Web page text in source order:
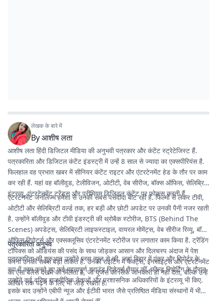
लेखक के बारे में
Byआशीष लता
आशीष लता हिंदी डिजिटल मीडिया की अनुभवी पत्रकार और कंटेंट स्ट्रेटेजिस्ट हैं.
पत्रकारिता और डिजिटल कंटेंट इंडस्ट्री में उन्हें 8 साल से ज्यादा का एक्सपीरियंस है.
फिलहाल वह प्रभात खबर में सीनियर कंटेंट राइटर और एंटरटेनमेंट हेड के तौर पर काम
कर रही हैं. यहां वह बॉलीवुड, टेलीविजन, ओटीटी, वेब सीरीज, बॉक्स ऑफिस, सेलिब्रिटी
इंटरव्यू, एंटरटेनमेंट ट्रेंड्स और प्रीमियम डिजिटल कंटेंट पर फोकस करती हैं.
एंटरटेनमेंट जर्नलिज्म हमेशा से उनकी सबसे पसंदीदा बीट रही है. फिल्मों से लेकर टीवी,
ओटीटी और सेलिब्रिटी वर्ल्ड तक, हर बड़ी और छोटी अपडेट पर उनकी पैनी नजर रहती
है. उन्होंने बॉलीवुड और टीवी इंडस्ट्री की थ्रोबैक स्टोरीज, BTS (Behind The
Scenes) अपडेट्स, सेलिब्रिटी लाइफस्टाइल, वायरल मोमेंट्स, वेब सीरीज रिव्यू, बॉक्स
ऑफिस रिपोर्ट्स और एक्सक्लूसिव एंटरटेनमेंट स्टोरीज पर लगातार काम किया है. ट्रेंडिंग
टॉपिक्स को ऑडियंस की पसंद के साथ जोड़कर आसान और दिलचस्प अंदाज में पेश
करना उनकी सबसे बड़ी ताकत है. उनकी राइटिंग में फैक्ट्स, इनसाइट्स और एंटरटेनमेंट
का ऐसा बैलेंस देखने को मिलता है, जो यूजर्स को सिर्फ जानकारी ही नहीं देता, बल्कि उन्हें
आखिर तक पढ़ने के लिए भी जोड़े रखता है.
पत्रकारिता अनुभव
पत्रकारिता की शुरुआत उन्होंने प्लस न्यूज से की, जहां बिहार में एंकर और रिपोर्टर के
रूप में काम करते हुए कई महत्वपूर्ण ग्राउंड रिपोर्ट्स तैयार कीं. फील्ड रिपोर्टिंग के दौरान
उन्होंने कई वरिष्ठ राजनीतिक नेताओं और प्रशासनिक अधिकारियों के इंटरव्यू भी किए.
इसके बाद उन्होंने एबीपी न्यूज और ईटीवी भारत जैसे प्रतिष्ठित मीडिया संस्थानों में भी